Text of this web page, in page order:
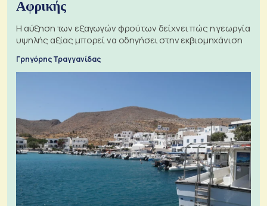
Αφρικής
Η αύξηση των εξαγωγών φρούτων δείχνει πώς η γεωργία
υψηλής αξίας μπορεί να οδηγήσει στην εκβιομηχάνιση
Γρηγόρης Τραγγανίδας